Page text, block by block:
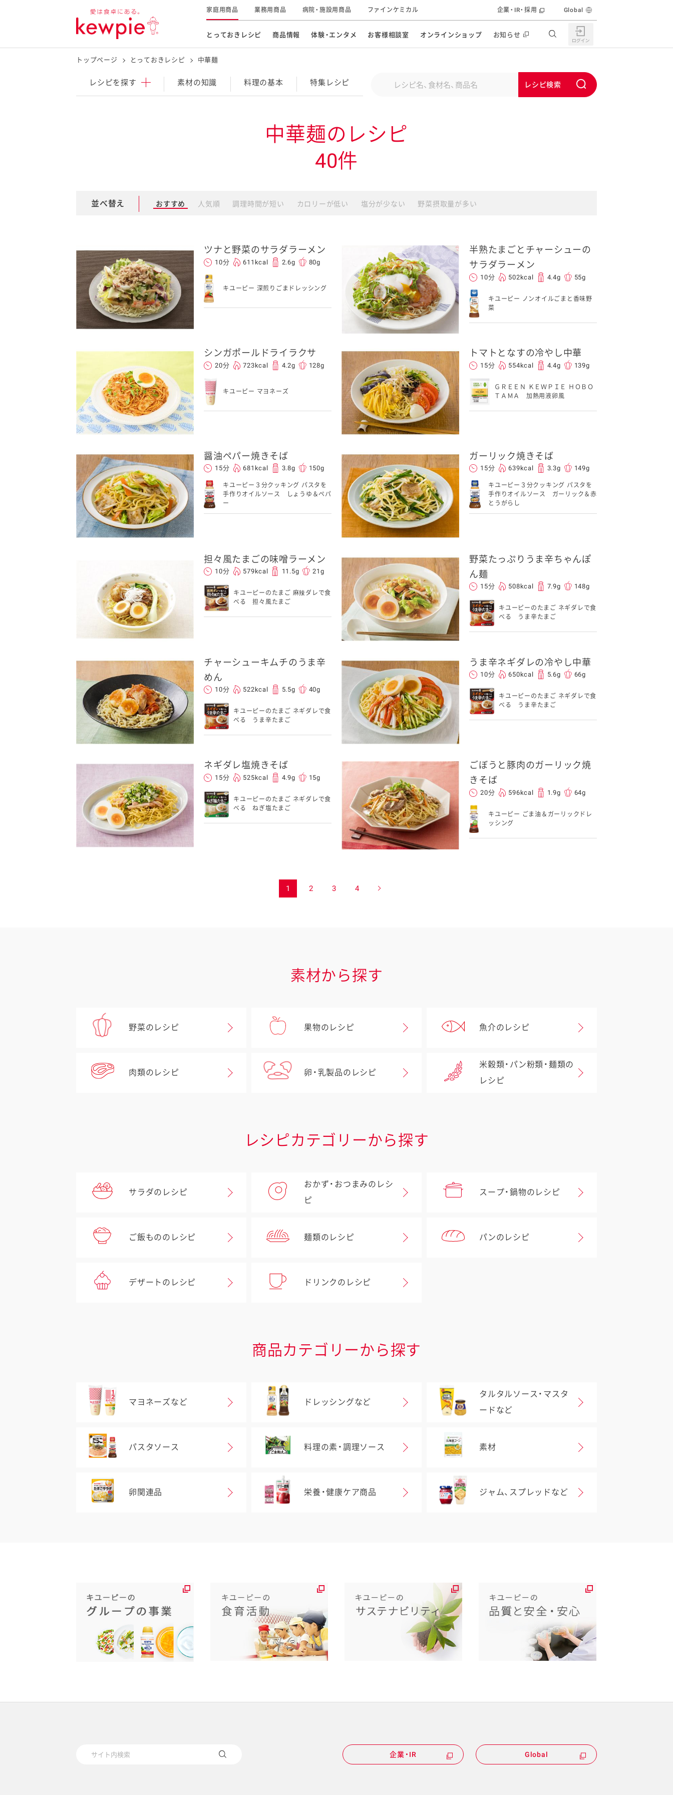
とっておきレシピ
特集レシピ
おすすめの特設サイト
キユーピー マヨネーズキッチン
おうちでミールストック
商品情報
ドレッシングなど
料理の素・調理ソース
卵関連品 介護食
ベビーフード・幼児食 栄養・健康ケア商品
サプリメントなど
ジャム、スプレッドなど パッケージサラダ
その他の商品サイト
体験・エンタメ
深谷テラス ヤサイな
仲間たちファーム
おたのしみコンテンツ
クッキング
テレビ・ラジオ
キャンペーン・イベント
イベント協賛
お客様相談室 オンラインショップ
キユーピーウエルネス
お知らせ
家庭用商品 業務用商品 病院・施設用商品 ファインケミカル 企業・IR・採用
企業情報 グループの事業
サステナビリティ 研究開発
採用情報
Global
トップページ とっておきレシピ 中華麺
レシピを探す 素材の知識 料理の基本 特集 レシピ
中華麺のレシピ
40件
並べ替え おすすめ 人気順 調理時間が短い カロリーが低い 塩分が少ない 野菜摂取量が多い
ツナと野菜のサラダラーメン
10分 611kcal 2.6g 80g
キユーピー 深煎りごまドレッシング
半熟たまごとチャーシューの
サラダラーメン
10分 502kcal 4.4g 55g
キユーピー ノンオイルごまと香味野
菜
シンガポールドライラクサ
20分 723kcal 4.2g 128g
キユーピー マヨネーズ
トマトとなすの冷やし中華
15分 554kcal 4.4g 139g
ＧＲＥＥＮ ＫＥＷＰＩＥ ＨＯＢＯ
ＴＡＭＡ 加熱用液卵風
醤油ペパー焼きそば
15分 681kcal 3.8g 150g
キユーピー３分クッキング パスタを
手作りオイルソース しょうゆ＆ペパ
ー
ガーリック焼きそば
15分 639kcal 3.3g 149g
キユーピー３分クッキング パスタを
手作りオイルソース ガーリック＆赤
とうがらし
担々風たまごの味噌ラーメン
10分 579kcal 11.5g 21g
キユーピーのたまご 麻辣ダレで食
べる 担々風たまご
野菜たっぷりうま辛ちゃんぽ
ん麺
15分 508kcal 7.9g 148g
キユーピーのたまご ネギダレで食
べる うま辛たまご
チャーシューキムチのうま辛
めん
10分 522kcal 5.5g 40g
キユーピーのたまご ネギダレで食
べる うま辛たまご
うま辛ネギダレの冷やし中華
10分 650kcal 5.6g 66g
キユーピーのたまご ネギダレで食
べる うま辛たまご
ネギダレ塩焼きそば
15分 525kcal 4.9g 15g
キユーピーのたまご ネギダレで食
べる ねぎ塩たまご
ごぼうと豚肉のガーリック焼
きそば
20分 596kcal 1.9g 64g
キユーピー ごま油＆ガーリックドレ
ッシング
1 2 3 4
素材から探す
野菜のレシピ 果物のレシピ 魚介のレシピ
肉類のレシピ 卵・乳製品のレシピ
米穀類・パン粉類・麺類の
レシピ
レシピカテゴリーから探す
サラダのレシピ
おかず・おつまみのレシ
ピ
スープ・鍋物のレシピ
ご飯もののレシピ 麺類のレシピ パンのレシピ
デザートのレシピ ドリンクのレシピ
商品カテゴリーから探す
マヨネーズなど ドレッシングなど
タルタルソース・マスタ
ードなど
パスタソース 料理の素・調理ソース 素材
卵関連品 栄養・健康ケア商品 ジャム、スプレッドなど
企業・IR Global